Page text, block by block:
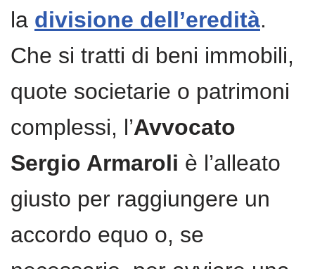
la divisione dell’eredità.
Che si tratti di beni immobili,
quote societarie o patrimoni
complessi, l’Avvocato
Sergio Armaroli è l’alleato
giusto per raggiungere un
accordo equo o, se